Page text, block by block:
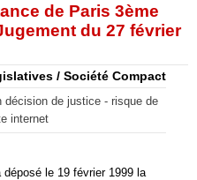
de Paris 3ème
du 27 février
/ Société Compact
décision de justice - risque de
internet
le 19 février 1999 la